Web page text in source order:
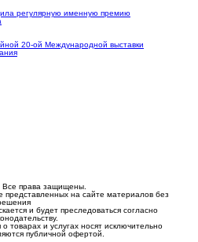
регулярную именную премию
20-ой Международной выставки
права защищены.
представленных на сайте материалов без
и будет преследоваться согласно
товарах и услугах носят исключительно
публичной офертой.